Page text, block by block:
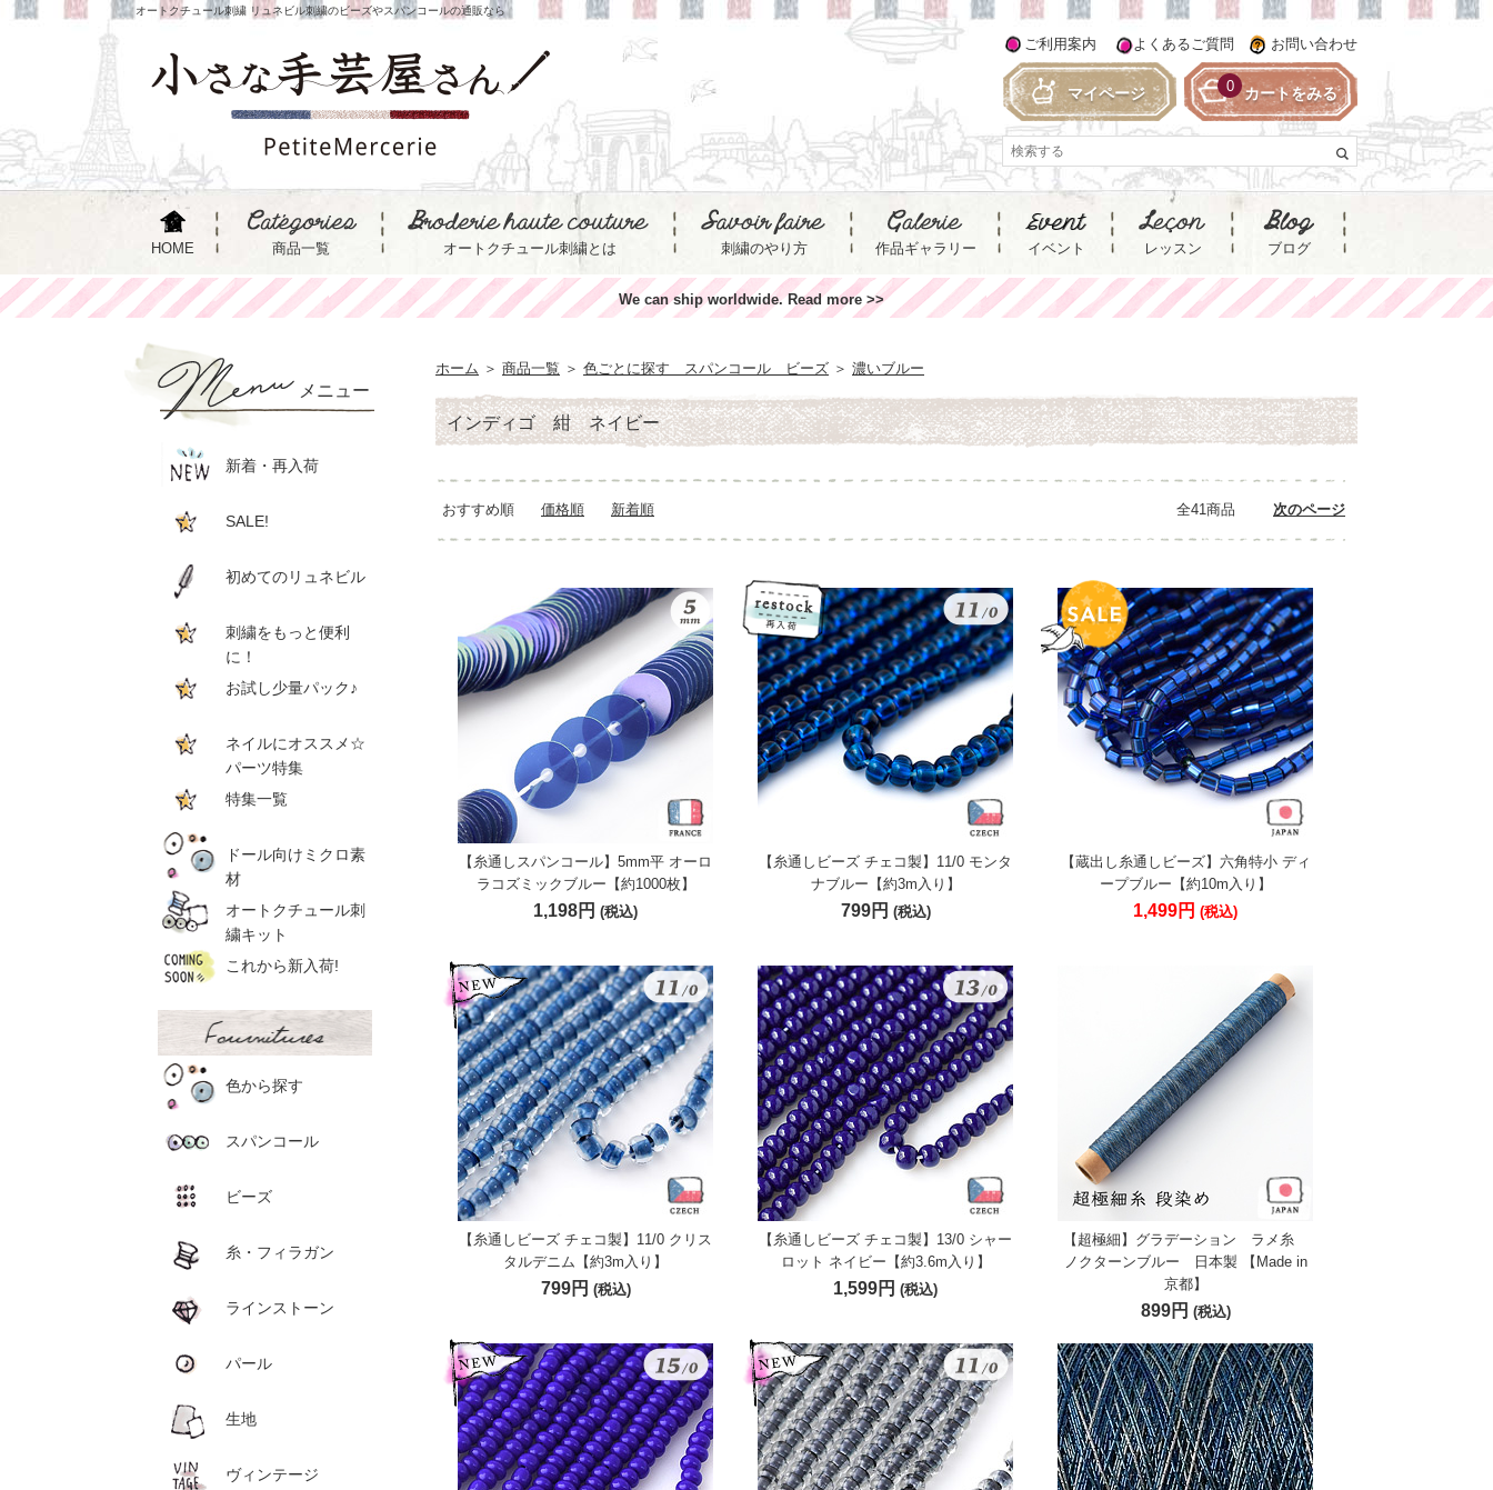
オートクチュール刺繍 リュネビル刺繍のビーズやスパンコールの通販なら
HOME 商品一覧 オートクチュール刺繍とは 刺繍のやり方 作品ギャラリー イベント レッスン ブログ
ご利用案内 よくあるご質問 お問い合わせ
マイページ カートをみる
0
We can ship worldwide. Read more >>
ホーム ＞ 商品一覧 ＞ 色ごとに探す スパンコール ビーズ ＞ 濃いブルー
インディゴ 紺 ネイビー
全41商品 次のページ
おすすめ順 価格順 新着順
【糸通しスパンコール】5mm平 オーロ
ラコズミックブルー【約1000枚】
1,198円 (税込)
【糸通しビーズ チェコ製】11/0 モンタ
ナブルー【約3m入り】
799円 (税込)
【蔵出し糸通しビーズ】六角特小 ディ
ープブルー【約10m入り】
1,499円 (税込)
【糸通しビーズ チェコ製】11/0 クリス
タルデニム【約3m入り】
799円 (税込)
【糸通しビーズ チェコ製】13/0 シャー
ロット ネイビー【約3.6m入り】
1,599円 (税込)
【超極細】グラデーション ラメ糸
ノクターンブルー 日本製 【Made in
京都】
899円 (税込)
メニュー
新着・再入荷
SALE!
初めてのリュネビル
刺繍をもっと便利
に！
お試し少量パック♪
ネイルにオススメ☆
パーツ特集
特集一覧
ドール向けミクロ素
材
オートクチュール刺
繍キット
これから新入荷!
色から探す
スパンコール
ビーズ
糸・フィラガン
ラインストーン
パール
生地
ヴィンテージ